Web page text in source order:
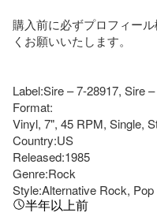
購入前に必ずプロフィー
くお願いいたします。
Label:Sire – 7-28917, Sire
Format:
Vinyl, 7", 45 RPM, Single,
Country:US
Released:1985
Genre:Rock
Style:Alternative Rock,
半年以上前